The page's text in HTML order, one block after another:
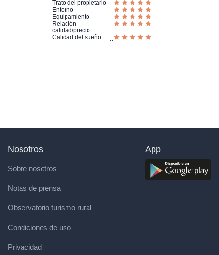
Trato del propietario
Entorno
Equipamiento
Relación
calidad/precio
Calidad del sueño
Nosotros
Sobre nosotros
Notas de prensa
Observatorio turismo rural
Condiciones de uso
Privacidad
App